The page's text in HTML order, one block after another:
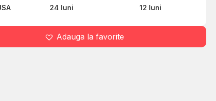
24 luni
12 luni
Adauga la favorite